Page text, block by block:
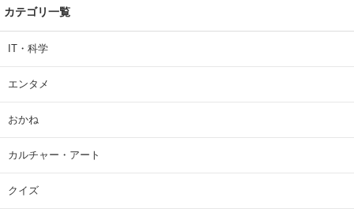
カテゴリ一覧
IT・科学
エンタメ
おかね
カルチャー・アート
クイズ